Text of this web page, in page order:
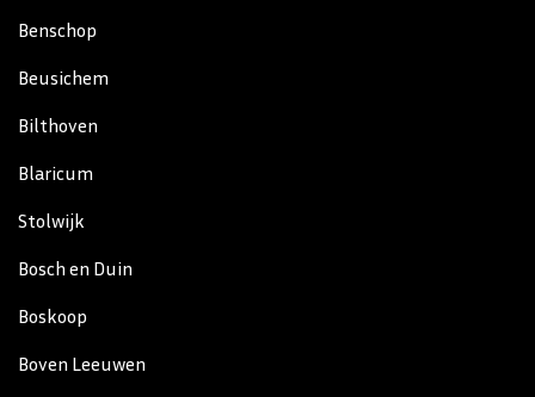
Benschop
Beusichem
Bilthoven
Blaricum
Stolwijk
Bosch en Duin
Boskoop
Boven Leeuwen